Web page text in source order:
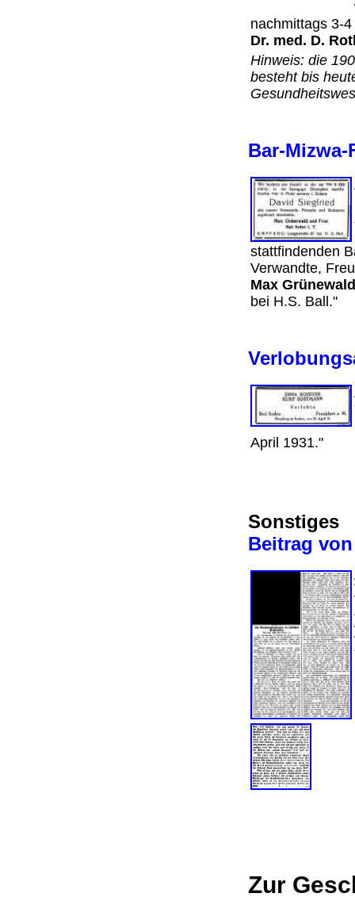
nachmittags 3-
Dr. med. D.
Hinweis: die
besteht bis
Bar-
stattfindenden
Verwandte,
Max
bei H.S. Ball."
April 1931."
Sonstiges
Beitrag
Zur